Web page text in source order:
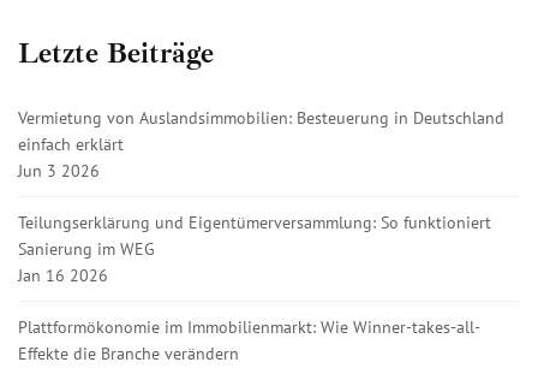
Letzte Beiträge
Vermietung von Auslandsimmobilien: Besteuerung in Deutschland
einfach erklärt
Jun 3 2026
Teilungserklärung und Eigentümerversammlung: So funktioniert
Sanierung im WEG
Jan 16 2026
Plattformökonomie im Immobilienmarkt: Wie Winner-takes-all-
Effekte die Branche verändern